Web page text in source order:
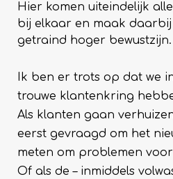
Hier komen uiteindelijk
bij elkaar en maak
getraind hoger bewustzijn.
Ik ben er trots op dat we
trouwe klantenkring
Als klanten gaan
eerst gevraagd om het
meten om problemen
Of als de – inmiddels